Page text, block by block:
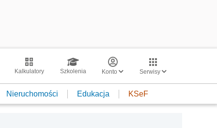
Kalkulatory Szkolenia Konto Serwisy
Nieruchomości Edukacja KSeF